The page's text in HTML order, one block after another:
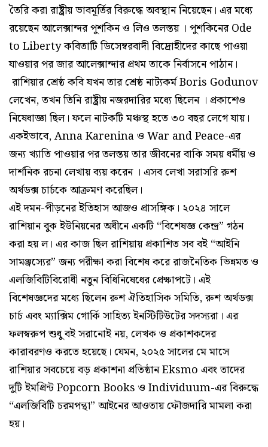
তৈরি করা রাষ্ট্রীয় ভাবমূর্তির বিরুদ্ধে অবস্থান নিয়েছেন। এর মধ্যে
রয়েছেন আলেক্সান্দর পুশকিন ও লিও তলস্তয় । পুশকিনের Ode
to Liberty কবিতাটি ডিসেম্বরবাদী বিদ্রোহীদের কাছে পাওয়া
যাওয়ার পর জার আলেক্সান্দার প্রথম তাকে নির্বাসনে পাঠান।
রাশিয়ার শ্রেষ্ঠ কবি যখন তার শ্রেষ্ঠ নাট্যকর্ম Boris Godunov
লেখেন, তখন তিনি রাষ্ট্রীয় নজরদারির মধ্যে ছিলেন । প্রকাশেও
নিষেধাজ্ঞা ছিল। ফলে নাটকটি মঞ্চস্থ হতে ৩০ বছর লেগে যায়।
একইভাবে, Anna Karenina ও War and Peace-এর
জন্য খ্যাতি পাওয়ার পর তলস্তয় তার জীবনের বাকি সময় ধর্মীয় ও
দার্শনিক রচনা লেখায় ব্যয় করেন । এসব লেখা সরাসরি রুশ
অর্থডক্স চার্চকে আক্রমণ করেছিল।
এই দমন-পীড়নের ইতিহাস আজও প্রাসঙ্গিক। ২০২৪ সালে
রাশিয়ান বুক ইউনিয়নের অধীনে একটি “বিশেষজ্ঞ কেন্দ্র” গঠন
করা হয় ল। এর কাজ ছিল রাশিয়ায় প্রকাশিত সব বই “আইনি
সামঞ্জস্যের” জন্য পরীক্ষা করা বিশেষ করে রাজনৈতিক ভিন্নমত ও
এলজিবিটিবিরোধী নতুন বিধিনিষেধের প্রেক্ষাপটে। এই
বিশেষজ্ঞদের মধ্যে ছিলেন রুশ ঐতিহাসিক সমিতি, রুশ অর্থডক্স
চার্চ এবং ম্যাক্সিম গোর্কি সাহিত্য ইনস্টিটিউটের সদস্যরা। এর
ফলস্বরুপ শুধু বই সরানোই নয়, লেখক ও প্রকাশকদের
কারাবরণও করতে হয়েছে। যেমন, ২০২৫ সালের মে মাসে
রাশিয়ার সবচেয়ে বড় প্রকাশনা প্রতিষ্ঠান Eksmo এবং তাদের
দুটি ইমপ্রিন্ট Popcorn Books ও Individuum-এর বিরুদ্ধে
“এলজিবিটি চরমপন্থা” আইনের আওতায় ফৌজদারি মামলা করা
হয়।